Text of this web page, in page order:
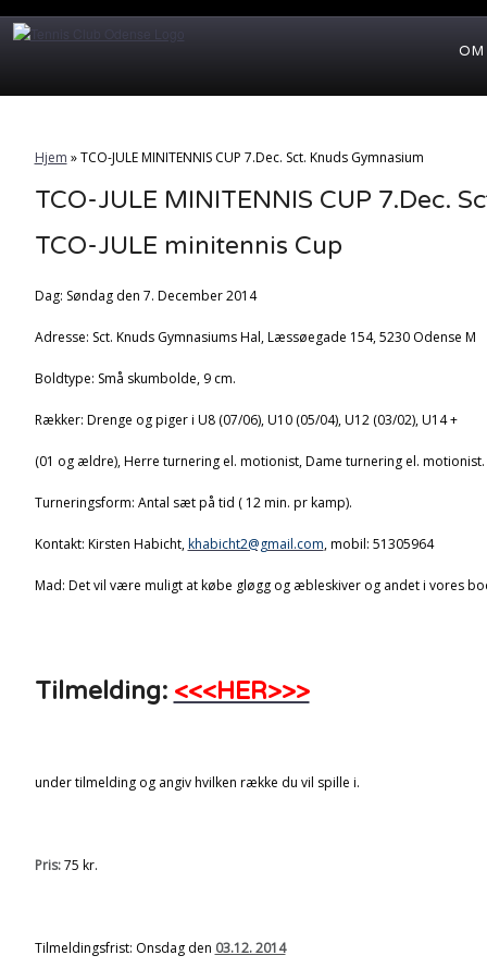
OM
Hjem »TCO-JULE MINITENNIS CUP 7.Dec. Sct. Knuds Gymnasium
TCO-JULE MINITENNIS CUP 7.Dec.
TCO-JULE minitennis Cup
Dag: Søndag den 7. December 2014
Adresse: Sct. Knuds Gymnasiums Hal, Læssøegade 154, 5230 Odense M
Boldtype: Små skumbolde, 9 cm.
Rækker: Drenge og piger i U8 (07/06), U10 (05/04), U12 (03/02), U14 +
(01 og ældre), Herre turnering el. motionist, Dame turnering el. motionist.
Turneringsform: Antal sæt på tid ( 12 min. pr kamp).
Kontakt: Kirsten Habicht,khabicht2@gmail.com, mobil: 51305964
Mad: Det vil være muligt at købe gløgg og æbleskiver og andet i vores
Tilmelding: <<<HER>>>
under tilmelding og angiv hvilken række du vil spille i.
Pris:75 kr.
Tilmeldingsfrist: Onsdag den 03.12. 2014